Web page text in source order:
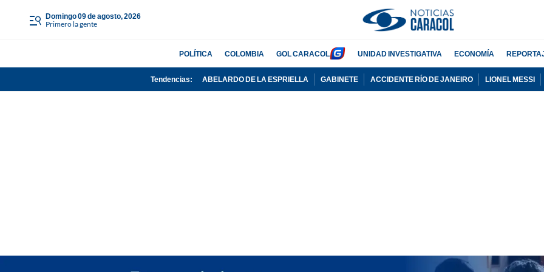
domingo 09 de agosto, 2026
Primero la gente
POLÍTICA COLOMBIA GOL CARACOL UNIDAD INVESTIGATIVA ECONOMÍA
Tendencias: ABELARDO DE LA ESPRIELLA GABINETE ACCIDENTE RÍO DE JANEIRO LIONEL MESSI